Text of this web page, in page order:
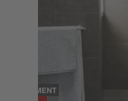
SORTIMENT